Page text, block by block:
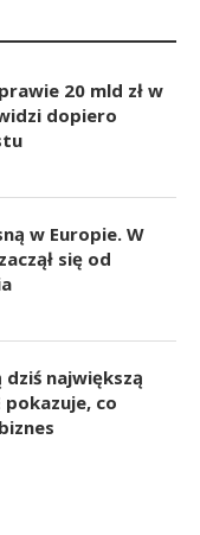
20 mld zł w
dopiero
w Europie. W
się od
największą
pokazuje, co